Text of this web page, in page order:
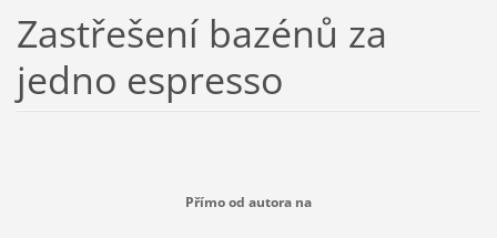
Zastřešení bazénů za
jedno espresso
Přímo od autora na